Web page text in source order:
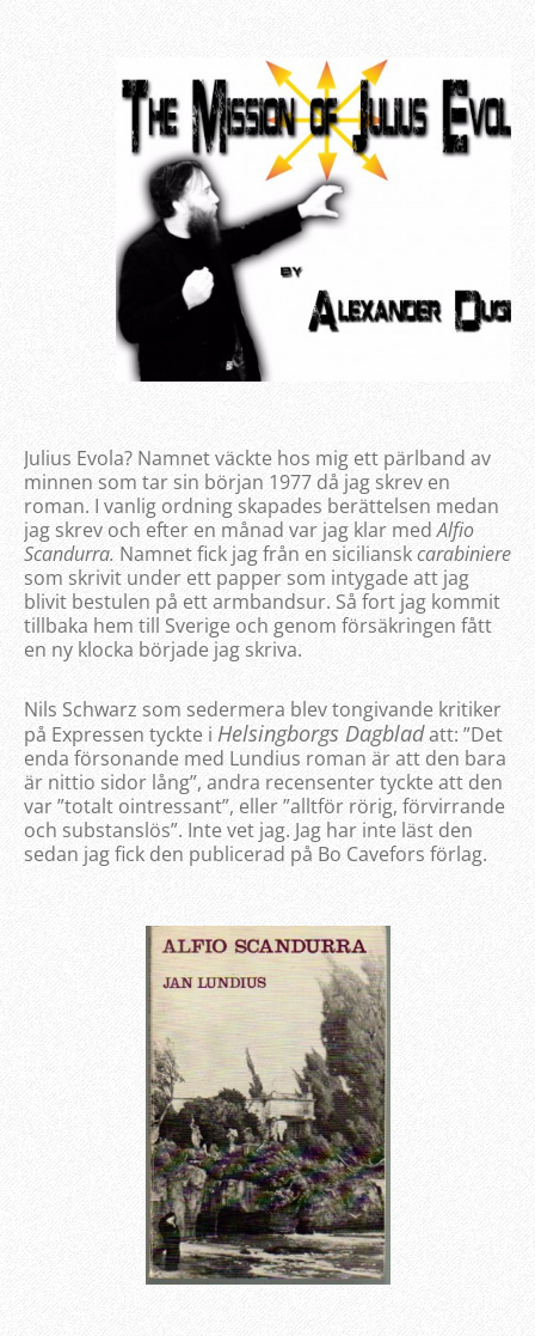
Julius Evola? Namnet väckte hos mig ett pärlband av
minnen som tar sin början 1977 då jag skrev en
roman. I vanlig ordning skapades berättelsen medan
jag skrev och efter en månad var jag klar medAlfio
Scandurra. Namnet fick jag från en sicilianskcarabiniere
som skrivit under ett papper som intygade att jag
blivit bestulen på ett armbandsur. Så fort jag kommit
tillbaka hem till Sverige och genom försäkringen fått
en ny klocka började jag skriva.
Nils Schwarz som sedermera blev tongivande kritiker
på Expressen tyckte i Helsingborgs Dagbladatt: ”Det
enda försonande med Lundius roman är att den bara
är nittio sidor lång”, andra recensenter tyckte att den
var ”totalt ointressant”, eller ”alltför rörig, förvirrande
och substanslös”. Inte vet jag. Jag har inte läst den
sedan jag fick den publicerad på Bo Cavefors förlag.